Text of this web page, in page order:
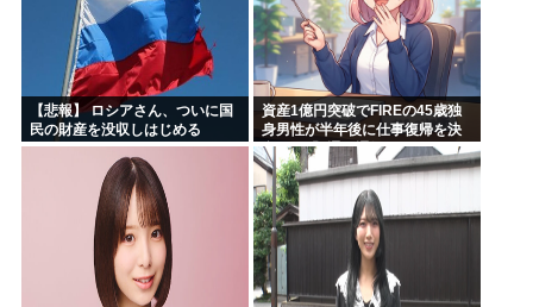
ちいかわ、先週比209%www
【悲報】 ロシアさん、ついに国
民の財産を没収しはじめる
資産1億円突破でFIREの45歳独
身男性が半年後に仕事復帰を決
意した「1通の通知」